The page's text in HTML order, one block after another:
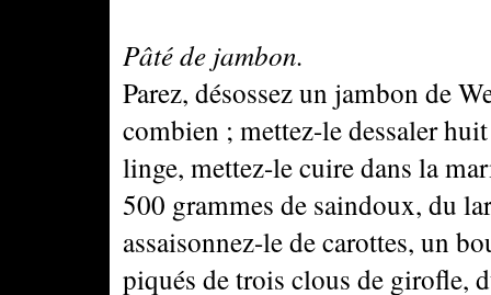
Pâté de jambon.
Parez, désossez un jambon de
combien ; mettez-le dessaler
linge, mettez-le cuire dans la
500 grammes de saindoux, du
assaisonnez-le de carottes, un
piqués de trois clous de girofle,